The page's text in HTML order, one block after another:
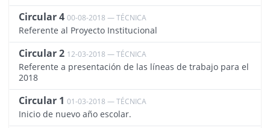
Circular 4 00-08-2018 — TÉCNICA
Referente al Proyecto Institucional
Circular 2 12-03-2018 — TÉCNICA
Referente a presentación de las líneas de trabajo para el
2018
Circular 1 01-03-2018 — TÉCNICA
Inicio de nuevo año escolar.